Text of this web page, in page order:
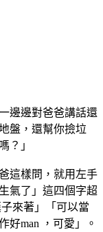
邊邊對爸爸講話還
盤，還幫你撿垃
？」
這樣問，就用左手
氣了」這四個字超
來著」「可以當
好man ，可愛」。